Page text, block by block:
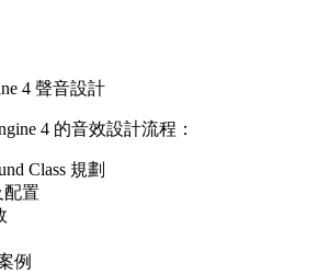
4 聲音設計
4 的音效設計流程：
Class 規劃
配置
例